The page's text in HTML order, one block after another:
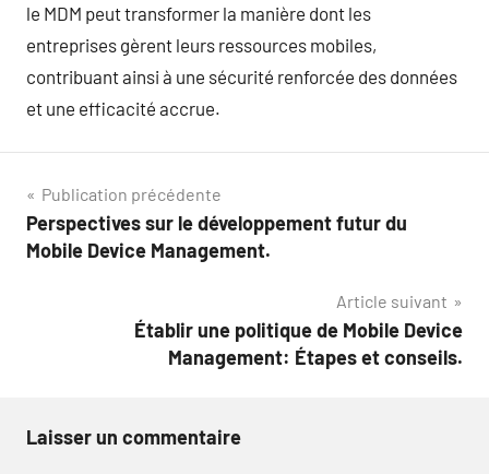
le MDM peut transformer la manière dont les
entreprises gèrent leurs ressources mobiles,
contribuant ainsi à une sécurité renforcée des données
et une efficacité accrue.
Navigation
de
Publication précédente
Perspectives sur le développement futur du
Mobile Device Management.
Article suivant
Établir une politique de Mobile Device
Management: Étapes et conseils.
Laisser un commentaire